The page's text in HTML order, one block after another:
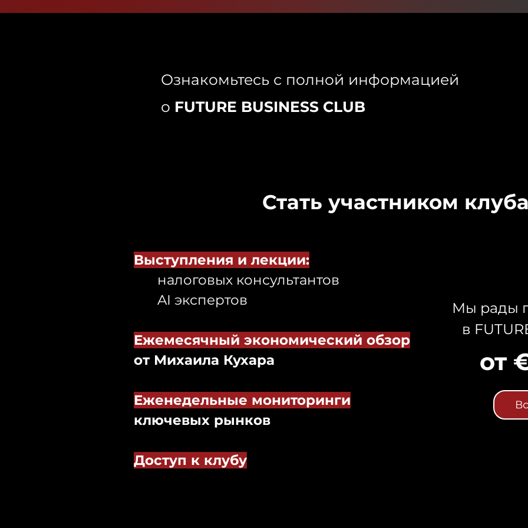
Ознакомьтесь с полной информацией
о FUTURE BUSINESS CLUB
Стать участником
Выступления и лекции:
налоговых консультантов
AI экспертов
Ежемесячный экономический обзор
от Михаила Кухара
Еженедельные мониторинги
ключевых рынков
Доступ к клубу
Мы рады
в
от